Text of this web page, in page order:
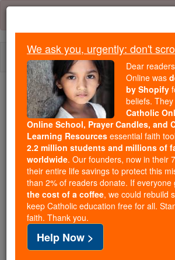
Skip
content
Because of You, 2.2
Students Are Being
Faith
Because of generous supporters
Catholic Online School has
free, faithful Catholic education
million students across 193
of noise and algorithms, you are
souls with truth, prayer, Scripture,
If everyone who reads this gave
We ask you, urgently: don't
Dear
Online was
by Shopify
beliefs.
Catholic
Online School, Prayer Candles, and
Learning Resources essential faith
2.2 million students and millions of
worldwide. Our founders, now in their
their entire life savings to protect this
than 2% of readers donate. If everyone
the cost of a coffee, we could rebuild
keep Catholic education free for all.
faith. Thank you.
Help Now >